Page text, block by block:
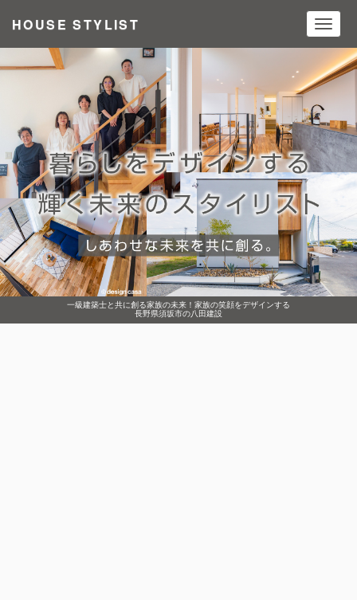
一級建築士と共に創る家族の未来！家族の笑顔をデザインする
長野県須坂市の八田建設
HOUSE STYLIST